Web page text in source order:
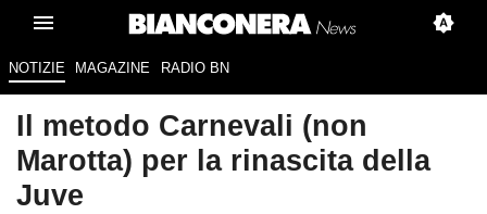
NOTIZIE MAGAZINE RADIO BN
Il metodo Carnevali (non
Marotta) per la rinascita della
Juve